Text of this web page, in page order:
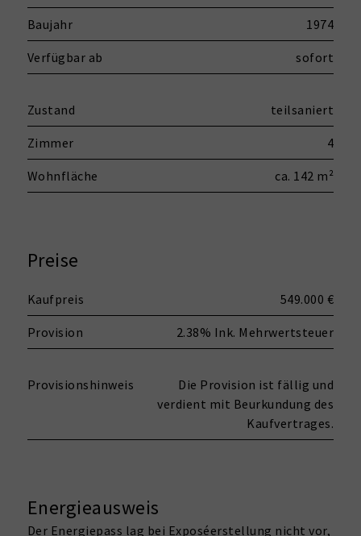
Baujahr 1974
Verfügbar ab sofort
Zustand teilsaniert
Zimmer 4
Wohnfläche ca. 142 m²
Preise
Kaufpreis 549.000 €
Provision 2.38% Ink. Mehrwertsteuer
Provisionshinweis
Die Provision ist fällig und
verdient mit Beurkundung des
Kaufvertrages.
Energieausweis
Der Energiepass lag bei Exposéerstellung nicht vor,